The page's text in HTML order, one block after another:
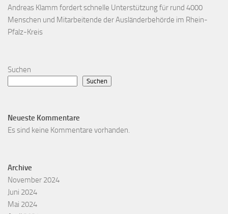
Andreas Klamm fordert schnelle Unterstützung für rund 4000
Menschen und Mitarbeitende der Ausländerbehörde im Rhein-
Pfalz-Kreis
Suchen
Suchen
Neueste Kommentare
Es sind keine Kommentare vorhanden.
Archive
November 2024
Juni 2024
Mai 2024